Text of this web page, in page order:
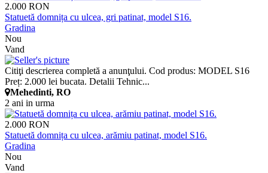
2.000 RON
Statuetă domnița cu ulcea, gri patinat, model S16.
Gradina
Nou
Vand
Citiţi descrierea completă a anunţului. Cod produs: MODEL S16
Preț: 2.000 lei bucata. Detalii Tehnic...
Mehedinti, RO
2 ani in urma
2.000 RON
Statuetă domnița cu ulcea, arămiu patinat, model S16.
Gradina
Nou
Vand